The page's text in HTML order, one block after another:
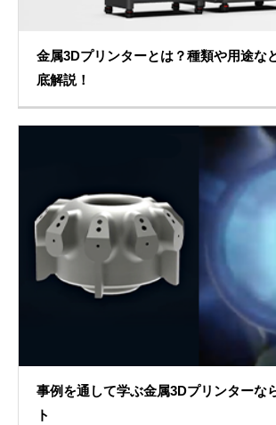
金属3Dプリンターとは？種類や用途な
底解説！
事例を通して学ぶ金属3Dプリンターな
ト